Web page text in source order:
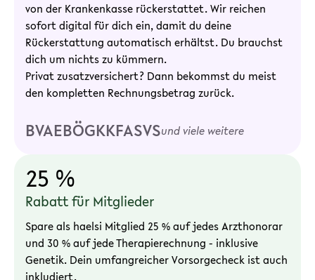
von der Krankenkasse rückerstattet. Wir reichen
sofort digital für dich ein, damit du deine
Rückerstattung automatisch erhältst. Du brauchst
dich um nichts zu kümmern.
Privat zusatzversichert? Dann bekommst du meist
den kompletten Rechnungsbetrag zurück.
BVAEBÖGKKFASVSund viele weitere
25 %
Rabatt für Mitglieder
Spare als haelsi Mitglied 25 % auf jedes Arzthonorar
und 30 % auf jede Therapierechnung - inklusive
Genetik. Dein umfangreicher Vorsorgecheck ist auch
inkludiert.